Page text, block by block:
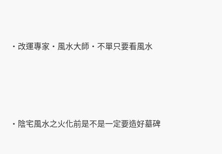
‧改運專家‧風水大師‧不單只要看風水
‧陰宅風水之火化前是不是一定要造好墓碑